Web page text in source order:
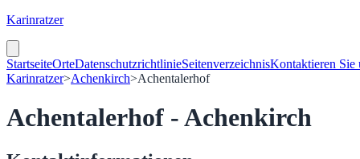
Karinratzer
StartseiteOrteDatenschutzrichtlinieSeitenverzeichnisKontaktieren Sie
Karinratzer>Achenkirch>Achentalerhof
Achentalerhof - Achenkirch